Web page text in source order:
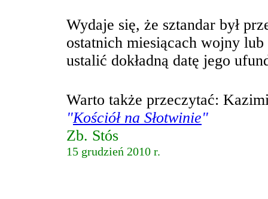
Wydaje się, że sztandar był
ostatnich miesiącach wojny
ustalić dokładną datę jego
Warto także przeczytać:
"Kościół na Słotwinie"
Zb. Stós
15 grudzień 2010 r.